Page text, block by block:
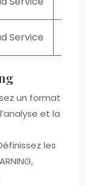
Service
un format
et la
les